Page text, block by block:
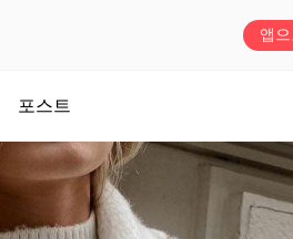
앱
포스트